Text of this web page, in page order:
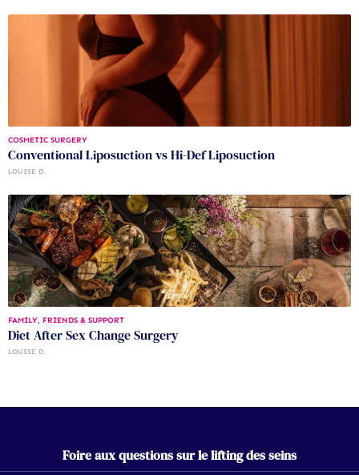
COSMETIC SURGERY
Conventional Liposuction vs Hi-Def Liposuction
LOUISE D.
FAMILY, FRIENDS & SUPPORT
Diet After Sex Change Surgery
LOUISE D.
Foire aux questions sur le lifting des seins